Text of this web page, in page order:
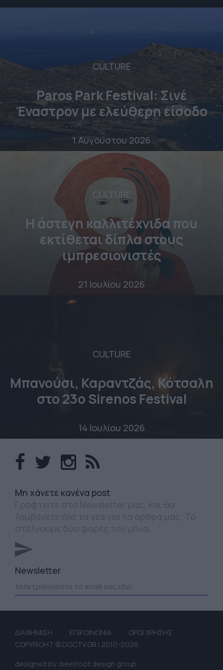
CULTURE
Paros Park Festival: Σινέ
Έναστρον με ελεύθερη είσοδο
1 Αυγούστου 2026
CULTURE
Η άστεγη καλλιτέχνιδα που
εκτίθεται δίπλα στους
ιμπρεσιονιστές
21 Ιουλίου 2026
CULTURE
Μπανούσι, Καραντζάς, Κότσαλη
στο 23o Sirenos Festival
14 Ιουλίου 2026
Mη χάνετε κανένα post
Newsletter
ΔΙΑΦΗΜΙΣΗ ΕΠΙΚΟΙΝΩΝΙΑ
ΟΡΟΙ ΧΡΗΣΗΣ
COPYRIGHT © DOCTV.GR | 2010-2026
designed by: beetroot design group